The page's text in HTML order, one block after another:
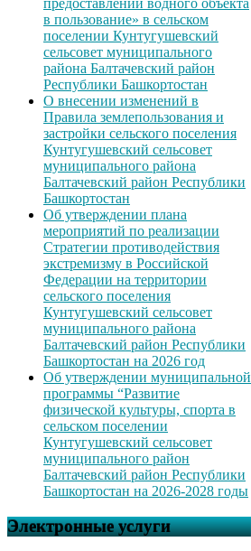
предоставлении водного объекта
в пользование» в сельском
поселении Кунтугушевский
сельсовет муниципального
района Балтачевский район
Республики Башкортостан
О внесении изменений в
Правила землепользования и
застройки сельского поселения
Кунтугушевский сельсовет
муниципального района
Балтачевский район Республики
Башкортостан
Об утверждении плана
мероприятий по реализации
Стратегии противодействия
экстремизму в Российской
Федерации на территории
сельского поселения
Кунтугушевский сельсовет
муниципального района
Балтачевский район Республики
Башкортостан на 2026 год
Об утверждении муниципальной
программы “Развитие
физической культуры, спорта в
сельском поселении
Кунтугушевский сельсовет
муниципального район
Балтачевский район Республики
Башкортостан на 2026-2028 годы
Электронные услуги